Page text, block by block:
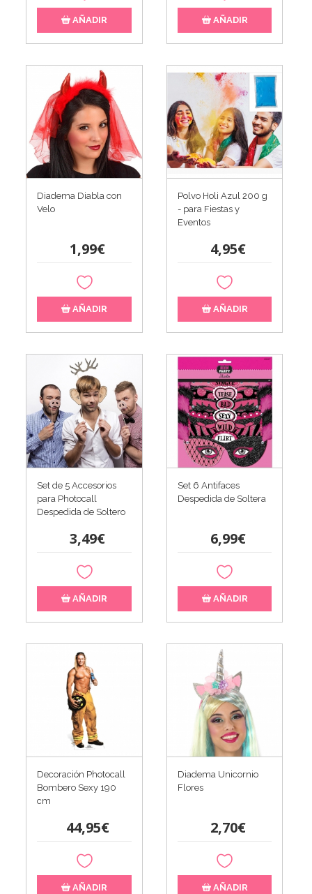
AÑADIR AÑADIR
Diadema Diabla con
Velo
1,99€
AÑADIR
Polvo Holi Azul 200 g
- para Fiestas y
Eventos
4,95€
AÑADIR
Set de 5 Accesorios
para Photocall
Despedida de Soltero
3,49€
AÑADIR
Set 6 Antifaces
Despedida de Soltera
6,99€
AÑADIR
Decoración Photocall
Bombero Sexy 190
cm
44,95€
AÑADIR
Diadema Unicornio
Flores
2,70€
AÑADIR